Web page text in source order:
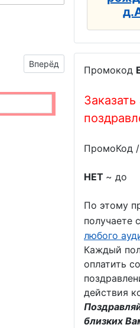
Следующий материал:
Вперёд
Промокод
Заказать
ПромоКод
НЕТ ~ до
По этому
получаете
любого
Каждый
оплатить
действия
близких